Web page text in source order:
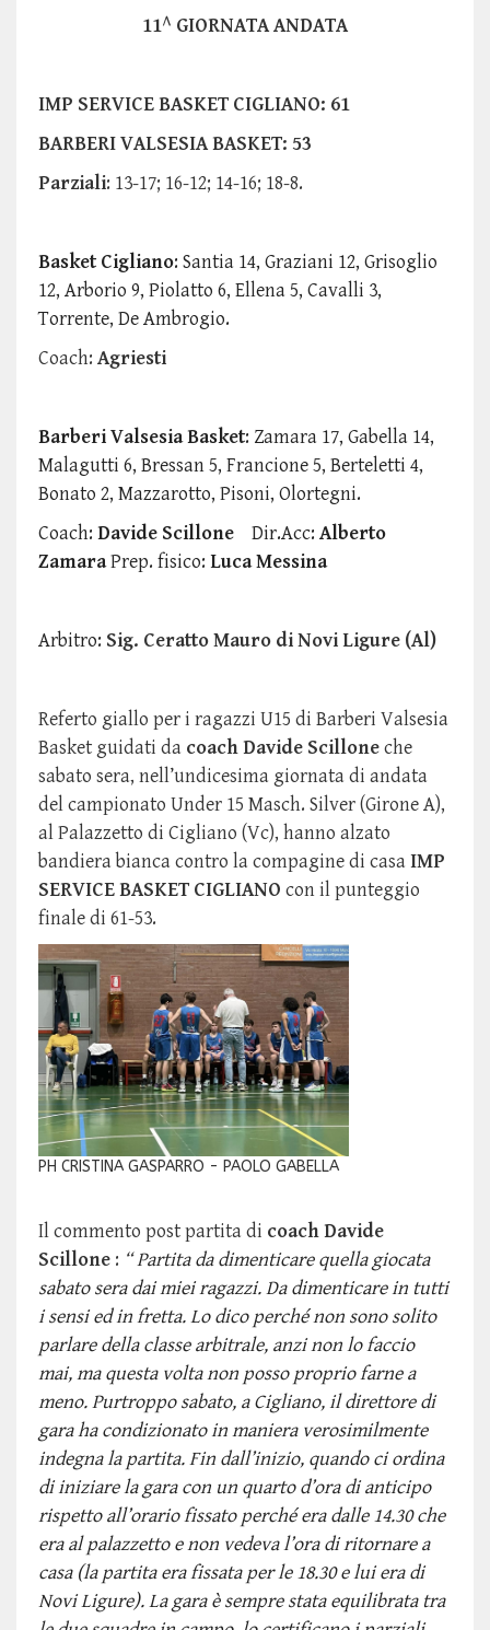
11^ GIORNATA ANDATA
IMP SERVICE BASKET CIGLIANO: 61
BARBERI VALSESIA BASKET: 53
Parziali: 13-17; 16-12; 14-16; 18-8.
Basket Cigliano: Santia 14, Graziani 12, Grisoglio
12, Arborio 9, Piolatto 6, Ellena 5, Cavalli 3,
Torrente, De Ambrogio.
Coach: Agriesti
Barberi Valsesia Basket: Zamara 17, Gabella 14,
Malagutti 6, Bressan 5, Francione 5, Berteletti 4,
Bonato 2, Mazzarotto, Pisoni, Olortegni.
Coach: Davide Scillone Dir.Acc: Alberto
ZamaraPrep. fisico: Luca Messina
Arbitro: Sig. Ceratto Mauro di Novi Ligure (Al)
Referto giallo per i ragazzi U15 di Barberi Valsesia
Basket guidati da coach Davide Scilloneche
sabato sera, nell’undicesima giornata di andata
del campionato Under 15 Masch. Silver (Girone A),
al Palazzetto di Cigliano (Vc), hanno alzato
bandiera bianca contro la compagine di casaIMP
SERVICE BASKET CIGLIANO con il punteggio
finale di 61-53.
PH CRISTINA GASPARRO - PAOLO GABELLA
Il commento post partita di coach Davide
Scillone : “Partita da dimenticare quella giocata
sabato sera dai miei ragazzi. Da dimenticare in tutti
i sensi ed in fretta. Lo dico perché non sono solito
parlare della classe arbitrale, anzi non lo faccio
mai, ma questa volta non posso proprio farne a
meno. Purtroppo sabato, a Cigliano, il direttore di
gara ha condizionato in maniera verosimilmente
indegna la partita. Fin dall’inizio, quando ci ordina
di iniziare la gara con un quarto d’ora di anticipo
rispetto all’orario fissato perché era dalle 14.30 che
era al palazzetto e non vedeva l’ora di ritornare a
casa (la partita era fissata per le 18.30 e lui era di
Novi Ligure). La gara è sempre stata equilibrata tra